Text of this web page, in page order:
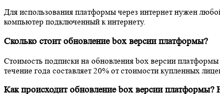
Для использования платформы через интернет нужен
компьютер подключенный к интернету.
Сколько стоит обновление box версии платформы?
Стоимость подписки на обновления box версии платформы
течение года составляет 20% от стоимости купленных
Как происходит обновление box версии платформы?